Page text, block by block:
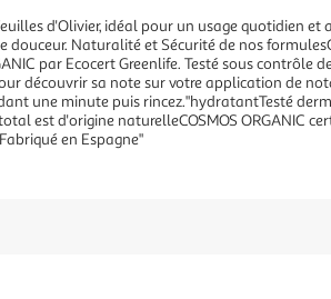
d'Olivier, idéal pour un usage quotidien
Naturalité et Sécurité de nos
par Ecocert Greenlife. Testé sous contrôle
découvrir sa note sur votre application de
une minute puis rincez."hydratantTesté
est d'origine naturelleCOSMOS ORGANIC
en Espagne"